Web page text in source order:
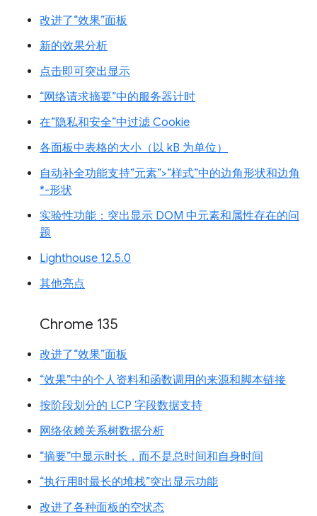
改进了“效果”面板
新的效果分析
点击即可突出显示
“网络请求摘要”中的服务器计时
在“隐私和安全”中过滤 Cookie
各面板中表格的大小（以 kB 为单位）
自动补全功能支持“元素”>“样式”中的边角形状和边角
*-形状
实验性功能：突出显示 DOM 中元素和属性存在的问
题
Lighthouse 12.5.0
其他亮点
Chrome 135
改进了“效果”面板
“效果”中的个人资料和函数调用的来源和脚本链接
按阶段划分的 LCP 字段数据支持
网络依赖关系树数据分析
“摘要”中显示时长，而不是总时间和自身时间
“执行用时最长的堆栈”突出显示功能
改进了各种面板的空状态